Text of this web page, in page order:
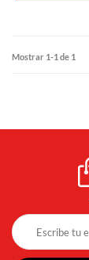
Mostrar 1-1 de 1